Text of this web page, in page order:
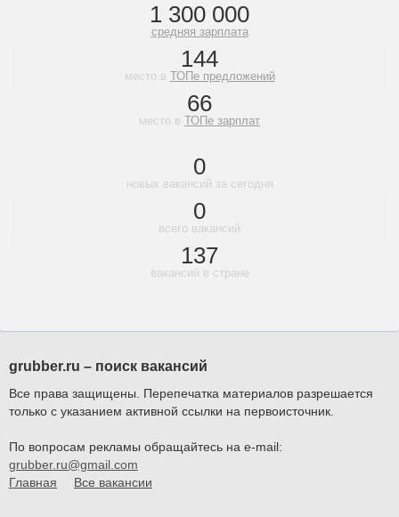
1 300 000
средняя зарплата
144
место в ТОПе предложений
66
место в ТОПе зарплат
0
новых вакансий за сегодня
0
всего вакансий
137
вакансий в стране
grubber.ru – поиск вакансий
Все права защищены. Перепечатка материалов разрешается
только с указанием активной ссылки на первоисточник.
По вопросам рекламы обращайтесь на e-mail:
grubber.ru@gmail.com
Главная
Все вакансии